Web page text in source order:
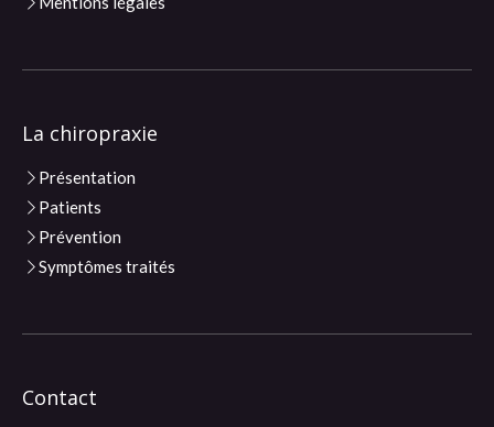
La chiropraxie
Présentation
Patients
Prévention
Symptômes traités
Contact